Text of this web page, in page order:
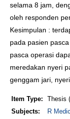
selama 8 jam,
oleh responden
Kesimpulan :
pada pasien
pasca operasi
meredakan nyeri
genggam jari,
Item Type:
Thesis
Subjects:
R